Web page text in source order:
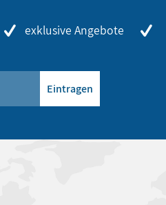
exklusive Angebote
Eintragen